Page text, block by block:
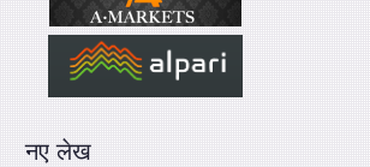
नए लेख